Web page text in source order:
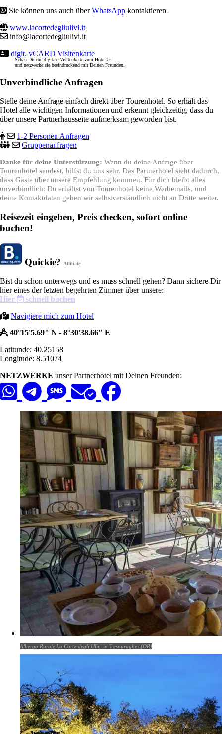
Sie können uns auch überWhatsApp kontaktieren.
www.lacortedegliulivi.it
info@lacortedegliulivi.it
digit. vCARD Visitenkarte
Schau Dir die digitale Visitenkarte zum Hotel an
und netzwerke sie beeindruckend mit Deinen Freunden.
Unverbindliche Anfragen
Stelle deine Anfrage einfach direkt über Tourenhotel. So erhält das
Hotel alle wichtigen Informationen und erkennt gleichzeitig, dass du
über unsere Partnerhausseite aufmerksam geworden bist.
1-2 Personen Anfragen
Gruppenanfragen
Danke für deine Unterstützung: Wenn du deine Anfrage über
Tourenhotel sendest, hilfst du uns sehr. Das Partnerhotel sieht dadurch,
dass Gäste über unsere Empfehlung kommen. Für dich bleibt alles
unverbindlich: Du erhältst von Tourenhotel keine Werbemails, und
deine Kontaktdaten geben wir selbstverständlich nicht an Dritte weiter.
Reisezeit eingeben, Preis checken, sofort online
buchen!
Quickie? Affiliate
Bist du schon unterwegs und es muss schnell gehen? Dann sichere Dir
hier eines der letzten begehrten Zimmer über unsere:
Hier
schnell buchen
Navigiere mich zum Hotel
40°15'5.69" N - 8°30'38.66" E
Latitunde: 40.25158
Longitude: 8.51074
NETZWERKE unser Partnerhotel mit Deinen Freunden:
Albergo Rurale La Corte degli Ulivi in Tresnuraghes (OR)